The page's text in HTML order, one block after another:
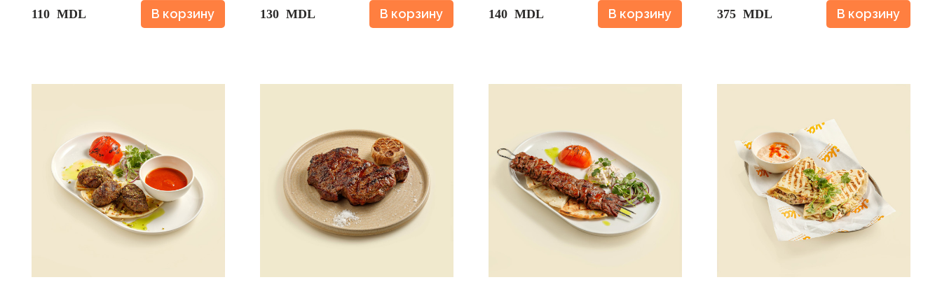
110 MDL В корзину 130 MDL В корзину 140 MDL В корзину 375 MDL В корзину